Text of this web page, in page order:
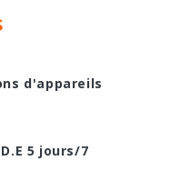
d'appareils
5 jours/7